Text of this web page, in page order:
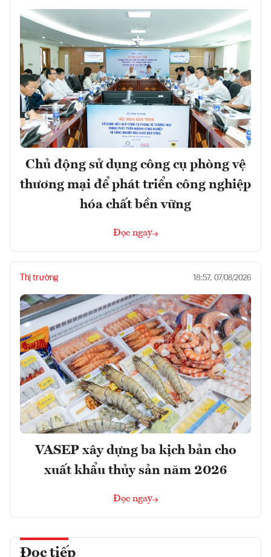
Chủ động sử dụng công cụ phòng vệ
thương mại để phát triển công nghiệp
hóa chất bền vững
Đọc ngay
Thị trường 18:57, 07/08/2026
VASEP xây dựng ba kịch bản cho
xuất khẩu thủy sản năm 2026
Đọc ngay
Đọc tiếp